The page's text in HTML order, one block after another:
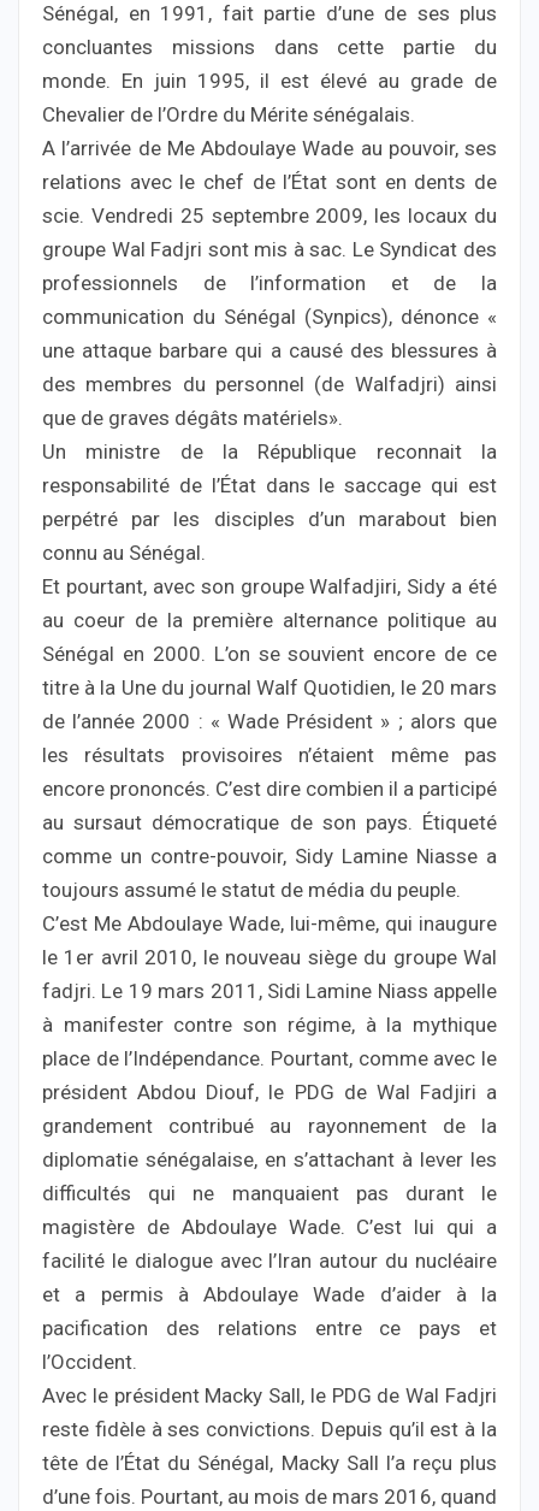
Sénégal, en 1991, fait partie d’une de ses plus
concluantes missions dans cette partie du
monde. En juin 1995, il est élevé au grade de
Chevalier de l’Ordre du Mérite sénégalais.
A l’arrivée de Me Abdoulaye Wade au pouvoir, ses
relations avec le chef de l’État sont en dents de
scie. Vendredi 25 septembre 2009, les locaux du
groupe Wal Fadjri sont mis à sac. Le Syndicat des
professionnels de l’information et de la
communication du Sénégal (Synpics), dénonce «
une attaque barbare qui a causé des blessures à
des membres du personnel (de Walfadjri) ainsi
que de graves dégâts matériels».
Un ministre de la République reconnait la
responsabilité de l’État dans le saccage qui est
perpétré par les disciples d’un marabout bien
connu au Sénégal.
Et pourtant, avec son groupe Walfadjiri, Sidy a été
au coeur de la première alternance politique au
Sénégal en 2000. L’on se souvient encore de ce
titre à la Une du journal Walf Quotidien, le 20 mars
de l’année 2000 : « Wade Président » ; alors que
les résultats provisoires n’étaient même pas
encore prononcés. C’est dire combien il a participé
au sursaut démocratique de son pays. Étiqueté
comme un contre-pouvoir, Sidy Lamine Niasse a
toujours assumé le statut de média du peuple.
C’est Me Abdoulaye Wade, lui-même, qui inaugure
le 1er avril 2010, le nouveau siège du groupe Wal
fadjri. Le 19 mars 2011, Sidi Lamine Niass appelle
à manifester contre son régime, à la mythique
place de l’Indépendance. Pourtant, comme avec le
président Abdou Diouf, le PDG de Wal Fadjiri a
grandement contribué au rayonnement de la
diplomatie sénégalaise, en s’attachant à lever les
difficultés qui ne manquaient pas durant le
magistère de Abdoulaye Wade. C’est lui qui a
facilité le dialogue avec l’Iran autour du nucléaire
et a permis à Abdoulaye Wade d’aider à la
pacification des relations entre ce pays et
l’Occident.
Avec le président Macky Sall, le PDG de Wal Fadjri
reste fidèle à ses convictions. Depuis qu’il est à la
tête de l’État du Sénégal, Macky Sall l’a reçu plus
d’une fois. Pourtant, au mois de mars 2016, quand